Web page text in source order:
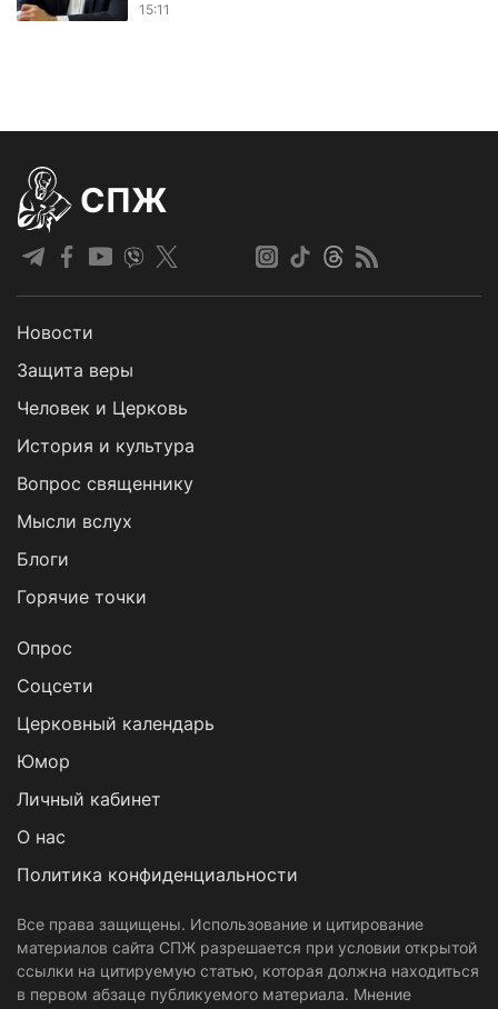
15:11
СПЖ
Новости
Защита веры
Человек и Церковь
История и культура
Вопрос священнику
Мысли вслух
Блоги
Горячие точки
Опрос
Cоцсети
Церковный календарь
Юмор
Личный кабинет
О нас
Политика конфиденциальности
Все права защищены. Использование и цитирование
материалов сайта СПЖ разрешается при условии открытой
ссылки на цитируемую статью, которая должна находиться
в первом абзаце публикуемого материала. Мнение